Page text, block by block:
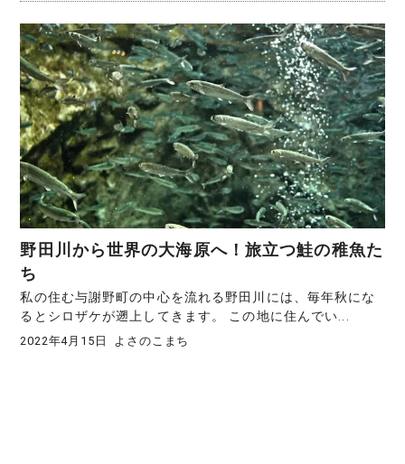
野田川から世界の大海原へ！旅立つ鮭の稚魚た
ち
私の住む与謝野町の中心を流れる野田川には、毎年秋にな
るとシロザケが遡上してきます。 この地に住んでい...
2022年4月15日 よさのこまち